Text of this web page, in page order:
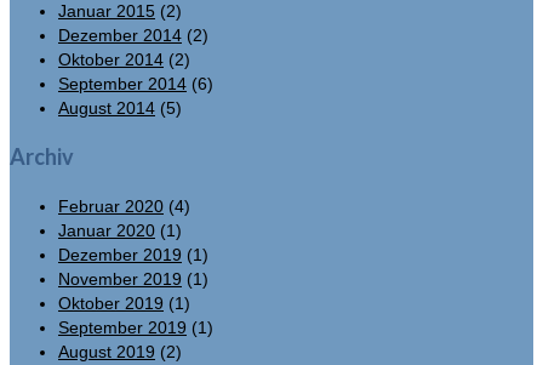
Januar 2015 (2)
Dezember 2014 (2)
Oktober 2014 (2)
September 2014 (6)
August 2014 (5)
Archiv
Februar 2020 (4)
Januar 2020 (1)
Dezember 2019 (1)
November 2019 (1)
Oktober 2019 (1)
September 2019 (1)
August 2019 (2)